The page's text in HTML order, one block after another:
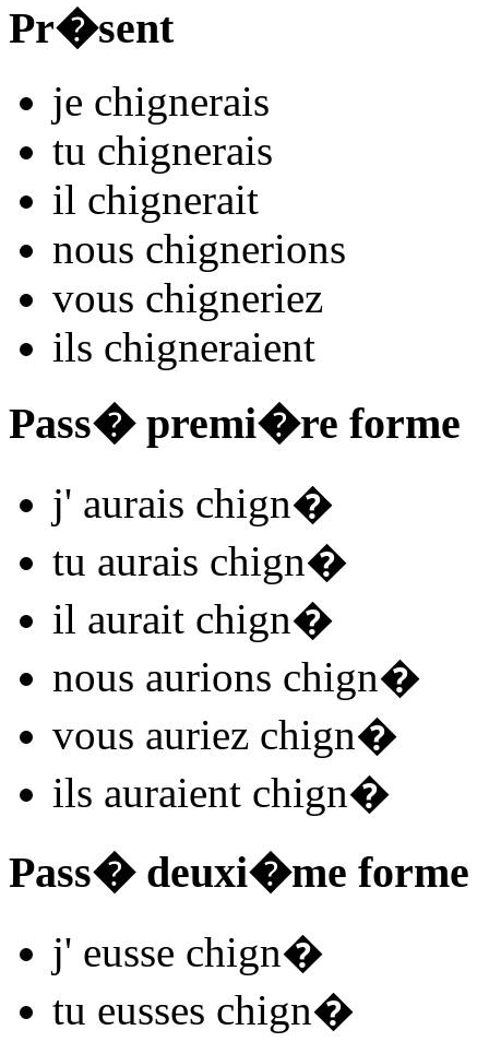
Pr�sent
je chignerais
tu chignerais
il chignerait
nous chignerions
vous chigneriez
ils chigneraient
Pass� premi�re forme
j' aurais chign�
tu aurais chign�
il aurait chign�
nous aurions chign�
vous auriez chign�
ils auraient chign�
Pass� deuxi�me forme
j' eusse chign�
tu eusses chign�